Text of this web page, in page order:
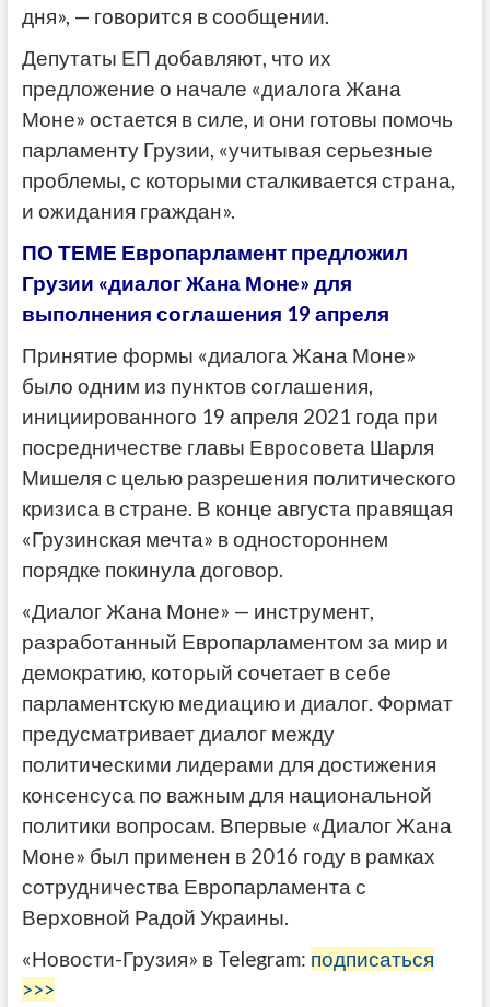
дня», — говорится в сообщении.
Депутаты ЕП добавляют, что их
предложение о начале «диалога Жана
Моне» остается в силе, и они готовы помочь
парламенту Грузии, «учитывая серьезные
проблемы, с которыми сталкивается страна,
и ожидания граждан».
ПО ТЕМЕ Европарламент предложил
Грузии «диалог Жана Моне» для
выполнения соглашения 19 апреля
Принятие формы «диалога Жана Моне»
было одним из пунктов соглашения,
инициированного 19 апреля 2021 года при
посредничестве главы Евросовета Шарля
Мишеля с целью разрешения политического
кризиса в стране. В конце августа правящая
«Грузинская мечта» в одностороннем
порядке покинула договор.
«Диалог Жана Моне» — инструмент,
разработанный Европарламентом за мир и
демократию, который сочетает в себе
парламентскую медиацию и диалог. Формат
предусматривает диалог между
политическими лидерами для достижения
консенсуса по важным для национальной
политики вопросам. Впервые «Диалог Жана
Моне» был применен в 2016 году в рамках
сотрудничества Европарламента с
Верховной Радой Украины.
«Новости-Грузия» в Telegram: подписаться
>>>